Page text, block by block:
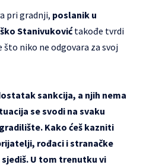
pri gradnji, poslanik u
Stanivukovićtakođe tvrdi
niko ne odgovara za svoj
sankcija, a njih nema
se svodi na svaku
Kako ćeš kazniti
rođaci i stranačke
U tom trenutku vi